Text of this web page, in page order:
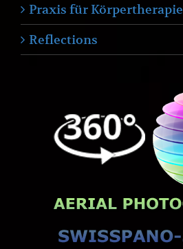
Praxis für Körpertherapie
Reflections